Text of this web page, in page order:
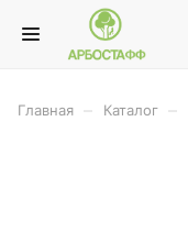
Главная Каталог